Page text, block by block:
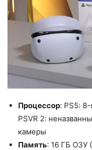
Процессор: PS5:
PSVR 2:
камеры
Память: 16 ГБ ОЗУ